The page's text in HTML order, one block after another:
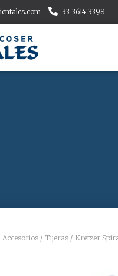
33 3614 3398
Accesorios / Tijeras / Kretzer